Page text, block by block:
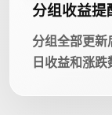
分组收益提
分组全部更新
日收益和涨跌